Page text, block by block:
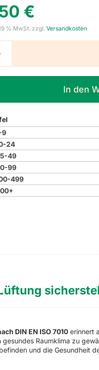
€
% MwSt. zzgl.Versandkosten
In den
9
24
49
99
499
DIN EN ISO 7010erinnert
Raumklima zu
und die Gesundheit